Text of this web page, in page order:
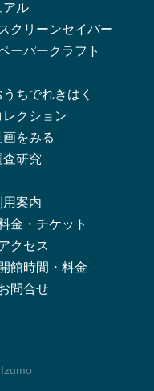
アル
スクリーンセイバー
ーパークラフト
うちでれきはく
レクション
画をみる
査研究
用案内
金・チケット
クセス
開館時間・料金
問合せ